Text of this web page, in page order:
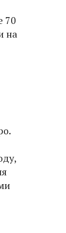
70
на